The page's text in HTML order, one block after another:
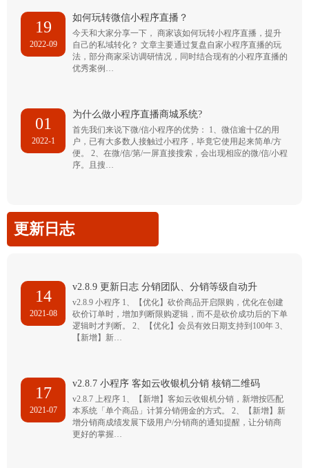
19
2022-09
如何玩转微信小程序直播？
今天和大家分享一下， 商家该如何玩转小程序直播，提升
自己的私域转化？ 文章主要通过复盘自家小程序直播的玩
法，部分商家采访调研情况，同时结合现有的小程序直播的
优秀案例…
01
2022-1
为什么做小程序直播商城系统?
首先我们来说下微/信小程序的优势： 1、微信逾十亿的用
户，已有大多数人接触过小程序，毕竟它使用起来简单/方
便。 2、在微/信/第/一屏直接搜索，会出现相应的微/信/小程
序。且搜…
更新日志
14
2021-08
v2.8.9 更新日志 分销团队、分销等级自动升
v2.8.9 小程序 1、【优化】砍价商品开启限购，优化在创建
砍价订单时，增加判断限购逻辑，而不是砍价成功后的下单
逻辑时才判断。 2、【优化】会员有效日期支持到100年 3、
【新增】新…
17
2021-07
v2.8.7 小程序 客如云收银机分销 核销二维码
v2.8.7 上程序 1、【新增】客如云收银机分销，新增按匹配
本系统「单个商品」计算分销佣金的方式。 2、【新增】新
增分销商成绩发展下级用户/分销商的通知提醒，让分销商
更好的掌握…